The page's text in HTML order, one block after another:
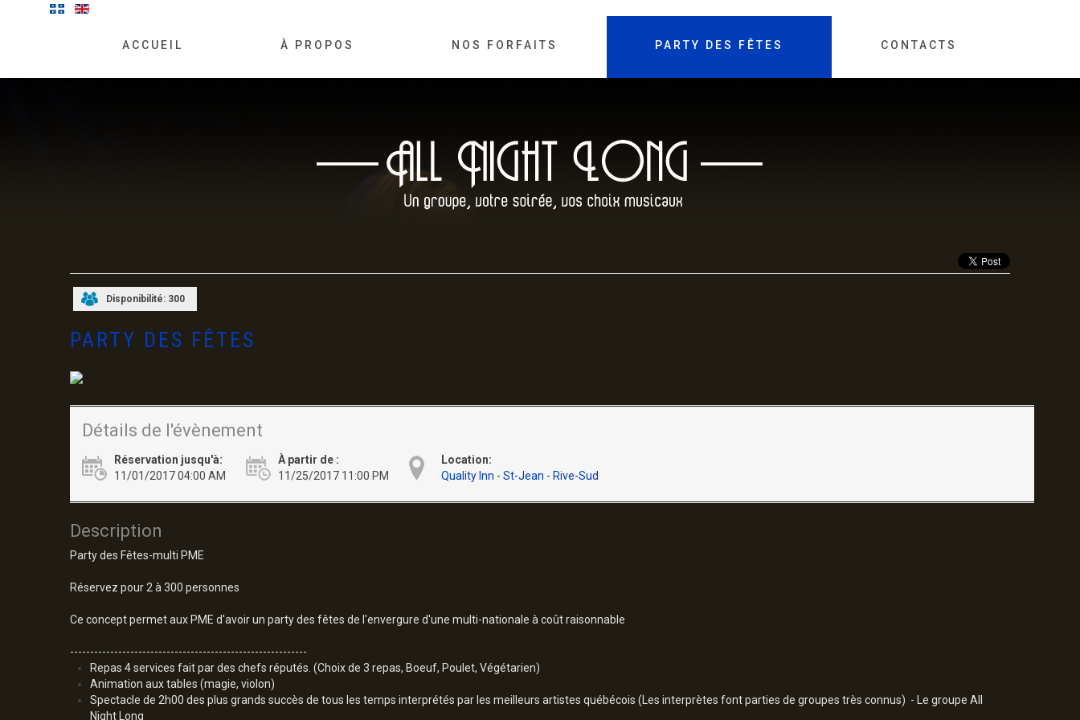
ACCUEIL À PROPOS NOS FORFAITS PARTY DES FÊTES CONTACTS
Disponibilité: 300
PARTY DES FÊTES
Détails de l'évènement
Réservation jusqu'à:
11/01/2017 04:00 AM
À partir de :
11/25/2017 11:00 PM
Location:
Quality Inn - St-Jean - Rive-Sud
Description
Party des Fêtes-multi PME
Réservez pour 2 à 300 personnes
Ce concept permet aux PME d'avoir un party des fêtes de l'envergure d'une multi-nationale à coût raisonnable
-----------------------------------------------------------
Repas 4 services fait par des chefs réputés. (Choix de 3 repas, Boeuf, Poulet, Végétarien)
Animation aux tables (magie, violon)
Spectacle de 2h00 des plus grands succès de tous les temps interprétés par les meilleurs artistes québécois (Les interprètes font parties de groupes très connus) - Le groupe All
Night Long